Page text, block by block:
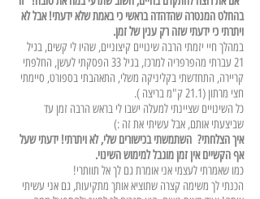
בהחלט המנטרה שהדהדה בראשי כי באמת שלא ידעתי! אבל לא
ויתרתי כי ידעתי שזה רק ענין של זמן.
במהלך חיי יזמתי הרבה שינויים קיצוניים, שהיו לי קשים, בגיל
21 עברתי מהפרפריה למרכז, בגיל 33 הפסקתי לעשן, החלפתי
קריירה, התחדשתי בקליניקה משלי, התאהבתי בספורט, סיימתי
חצי מרתון (21.1 ק"מ בריצה ).
כל השינויים שציינתי למעלה ישבו לי בראש הרבה זמן עד
שביצעתי אותם, אבל עשיתי את זה :)
איך הצלחתי? השתמשתי בכישורים שלי, לא ויתרתי! ידעתי שעל
אף הקשיים אין זמן מוגבל למימוש השינוי.
כמו שאמרתי לעצמי אני אומרת גם לך אל תוותרי!
הכנתי לך משימה קצרה שתוציא אותך מתקיעות, גם אני עשיתי